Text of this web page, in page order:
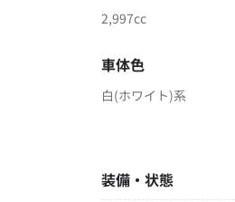
2,997cc
車体色
白(ホワイト)系
装備・状態